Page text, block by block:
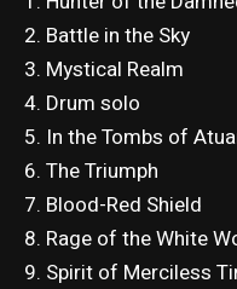
2. Battle in the Sky
3. Mystical Realm
4. Drum solo
5. In the Tombs of
6. The Triumph
7. Blood-Red Shield
8. Rage of the White
9. Spirit of Merciless